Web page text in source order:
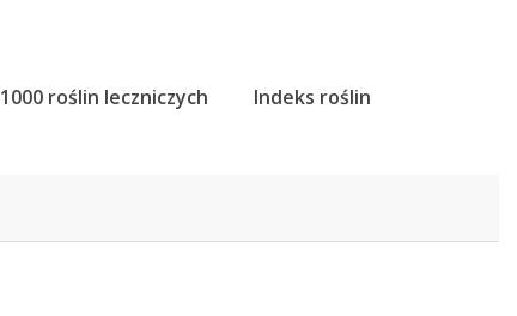
1000 roślin leczniczych Indeks roślin